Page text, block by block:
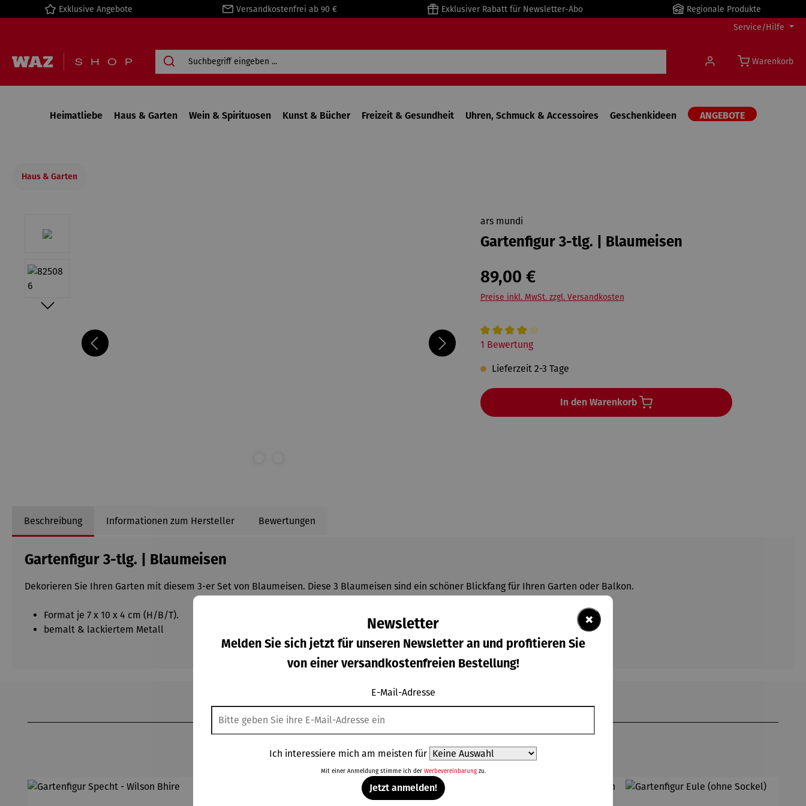
Zur Hauptnavigation springen
Exklusive Angebote Versandkostenfrei ab 90 € Exklusiver Rabatt für Newsletter-Abo
Regionale Produkte
Service/Hilfe
Warenkorb
Heimatliebe Haus & Garten Wein & Spirituosen Kunst & Bücher Freizeit & Gesundheit Uhren, Schmuck & Accessoires Geschenkideen ANGEBOTE
Haus & Garten
ars mundi
Gartenfigur 3-tlg. | Blaumeisen
89,00 €
Preise inkl. MwSt. zzgl. Versandkosten
Durchschnittliche Bewertung von 4 von 5 Sternen
1 Bewertung
Lieferzeit 2-3 Tage
In den Warenkorb
Beschreibung Informationen zum Hersteller Bewertungen
Gartenfigur 3-tlg. | Blaumeisen
Dekorieren Sie Ihren Garten mit diesem 3-er Set von Blaumeisen. Diese 3 Blaumeisen sind ein schöner Blickfang für Ihren Garten oder Balkon.
Format je 7 x 10 x 4 cm (H/B/T).
bemalt & lackiertem Metall
×
Newsletter
Melden Sie sich jetzt für unseren Newsletter an und profitieren Sie
von einer versandkostenfreien Bestellung!
E-Mail-Adresse
Ich interessiere mich am meisten für
Mit einer Anmeldung stimme ich der Werbevereinbarungzu.
Jetzt anmelden!